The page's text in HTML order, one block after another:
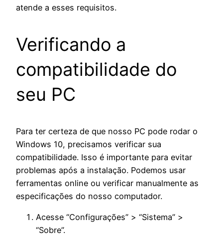
atende a esses requisitos.
Verificando a
compatibilidade do
seu PC
Para ter certeza de que nosso PC pode rodar o
Windows 10, precisamos verificar sua
compatibilidade. Isso é importante para evitar
problemas após a instalação. Podemos usar
ferramentas online ou verificar manualmente as
especificações do nosso computador.
Acesse “Configurações” > “Sistema” >
“Sobre”.